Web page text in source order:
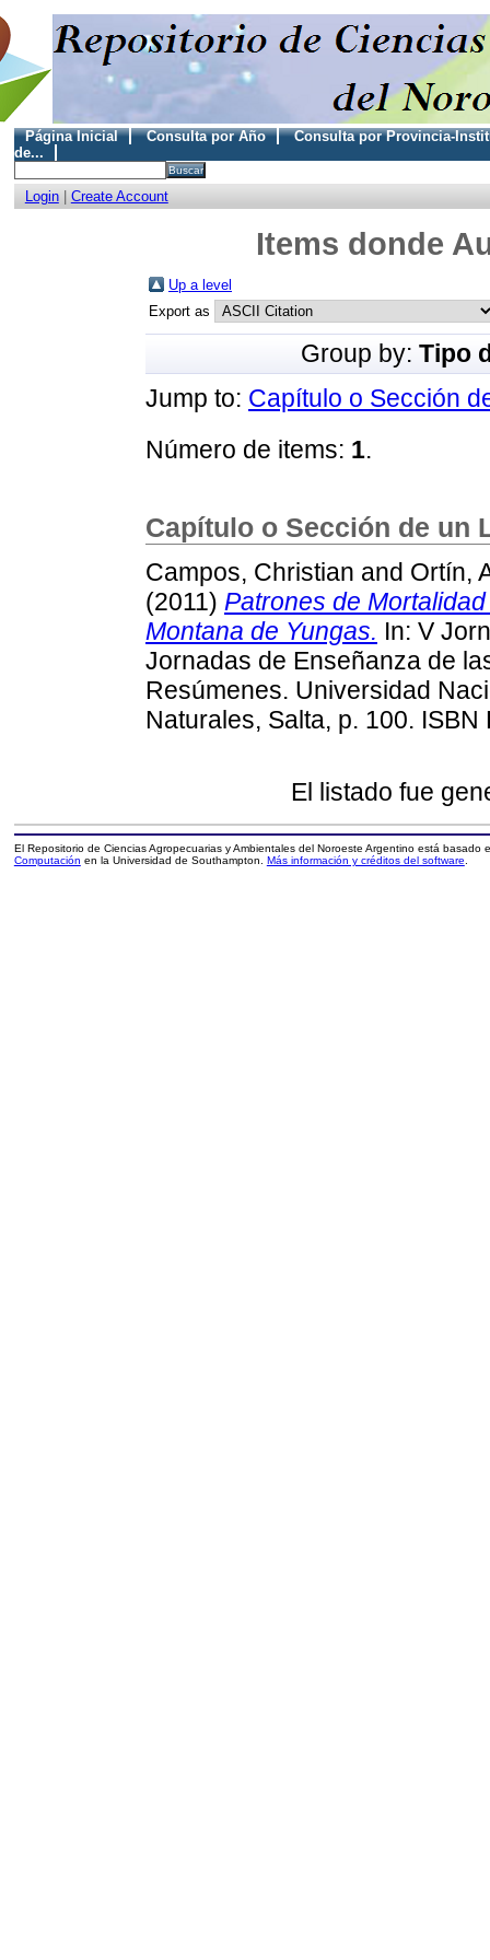
Página Inicial Consulta por Año
Consulta por Provincia-
de...
Login| Create Account
Items donde
Up a level
Export as
Group by: Tipo
Jump to: Capítulo o Sección
Número de items: 1.
Capítulo o Sección de un
Campos, Christian and Ortín,
(2011) Patrones de
Montana de Yungas. In: V
Jornadas de Enseñanza de
Resúmenes. Universidad
Naturales, Salta, p. 100. ISBN
El listado fue
El Repositorio de Ciencias Agropecuarias y Ambientales del Noroeste Argentino está basado
Computación en la Universidad de Southampton. Más información y créditos del software